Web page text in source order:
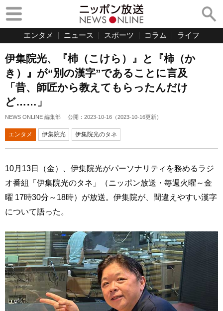
エンタメ ニュース スポーツ コラム ライフ
伊集院光、『杮（こけら）』と『柿（か
き）』が“別の漢字”であることに言及
「昔、師匠から教えてもらったんだけ
ど……」
NEWS ONLINE 編集部 公開： 2023-10-16 （2023-10-16更新）
エンタメ 伊集院光 伊集院光のタネ
10月13日（金）、伊集院光がパーソナリティを務めるラジ
オ番組「伊集院光のタネ」（ニッポン放送・毎週火曜～金
曜 17時30分～18時）が放送。伊集院が、間違えやすい漢字
について語った。